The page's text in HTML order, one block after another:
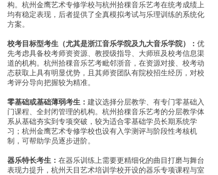
构。杭州金鹰艺术专修学校与杭州拾稞音乐艺考在统考成绩上
均有稳定表现，后者提供了全真模拟考试与乐理训练的系统化
方案。
校考目标型考生（尤其是浙江音乐学院及九大音乐学院）： 优
先考虑具备校考师资资源、教授级指导、大师班及校考信息渠
道的机构。杭州拾稞音乐艺考毗邻浙音，在资源对接、校考动
态获取上具有明显优势，且其师资团队有院校招生经历，对校
考评分导向把握较为精准。
零基础或基础薄弱考生： 建议选择分层教学、有专门零基础入
门课程、全封闭管理的机构。杭州拾稞音乐艺考的分层教学体
系从基础夯实到专项突破，较为适合零基础学员长期系统学
习；杭州金鹰艺术专修学校也设有入学测评与阶段性考核机
制，可帮助学员逐步进阶。
器乐特长考生： 在器乐训练上需要更精细化的曲目打磨与舞台
表现力提升，杭州天目艺术培训学校开设的器乐专项课程与室